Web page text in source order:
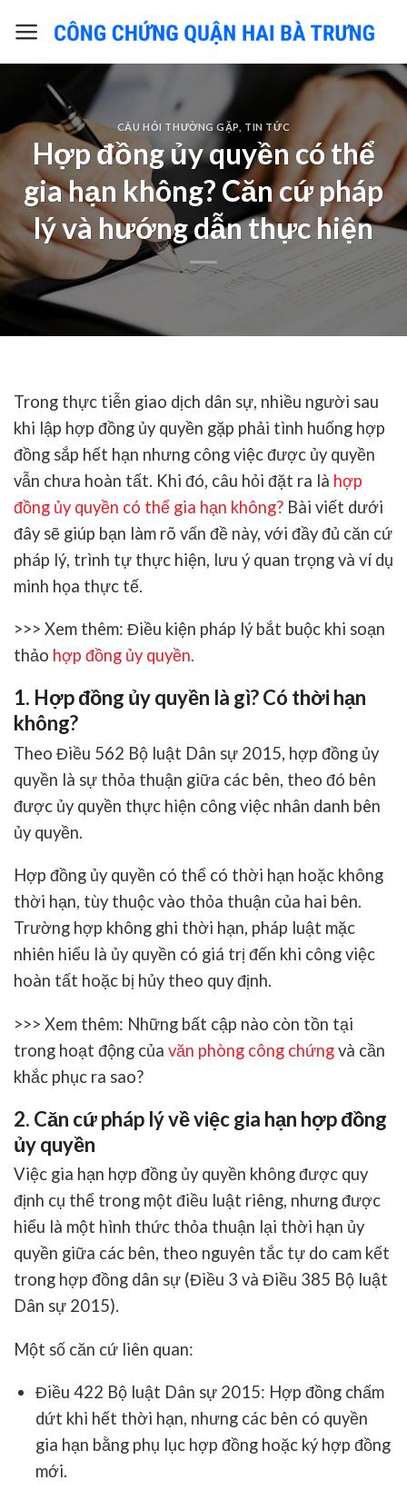
CÂU HỎI THƯỜNG GẶP TIN TỨC
Hợp đồng ủy quyền có thể
gia hạn không? Căn cứ pháp
lý và hướng dẫn thực hiện
Trong thực tiễn giao dịch dân sự, nhiều người sau
khi lập hợp đồng ủy quyền gặp phải tình huống hợp
đồng sắp hết hạn nhưng công việc được ủy quyền
vẫn chưa hoàn tất. Khi đó, câu hỏi đặt ra là hợp
đồng ủy quyền có thể gia hạn không? Bài viết dưới
đây sẽ giúp bạn làm rõ vấn đề này, với đầy đủ căn cứ
pháp lý, trình tự thực hiện, lưu ý quan trọng và ví dụ
minh họa thực tế.
>>> Xem thêm: Điều kiện pháp lý bắt buộc khi soạn
thảo hợp đồng ủy quyền.
1. Hợp đồng ủy quyền là gì? Có thời hạn
không?
Theo Điều 562 Bộ luật Dân sự 2015, hợp đồng ủy
quyền là sự thỏa thuận giữa các bên, theo đó bên
được ủy quyền thực hiện công việc nhân danh bên
ủy quyền.
Hợp đồng ủy quyền có thể có thời hạn hoặc không
thời hạn, tùy thuộc vào thỏa thuận của hai bên.
Trường hợp không ghi thời hạn, pháp luật mặc
nhiên hiểu là ủy quyền có giá trị đến khi công việc
hoàn tất hoặc bị hủy theo quy định.
>>> Xem thêm: Những bất cập nào còn tồn tại
trong hoạt động của văn phòng công chứngvà cần
khắc phục ra sao?
2. Căn cứ pháp lý về việc gia hạn hợp đồng
ủy quyền
Việc gia hạn hợp đồng ủy quyền không được quy
định cụ thể trong một điều luật riêng, nhưng được
hiểu là một hình thức thỏa thuận lại thời hạn ủy
quyền giữa các bên, theo nguyên tắc tự do cam kết
trong hợp đồng dân sự (Điều 3 và Điều 385 Bộ luật
Dân sự 2015).
Một số căn cứ liên quan:
Điều 422 Bộ luật Dân sự 2015: Hợp đồng chấm
dứt khi hết thời hạn, nhưng các bên có quyền
gia hạn bằng phụ lục hợp đồng hoặc ký hợp đồng
mới.